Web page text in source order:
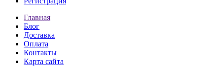
Главная
Блог
Доставка
Оплата
Контакты
Карта сайта